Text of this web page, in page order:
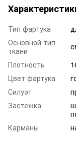
Тип фартука
Основной тип
ткани
Плотность
Цвет фартука
Силуэт
Застёжка
Карманы